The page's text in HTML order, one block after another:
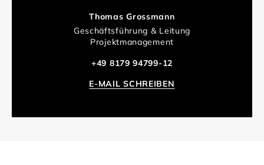
Thomas Grossmann
Geschäftsführung & Leitung
Projektmanagement
+49 8179 94799-12
E-MAIL SCHREIBEN